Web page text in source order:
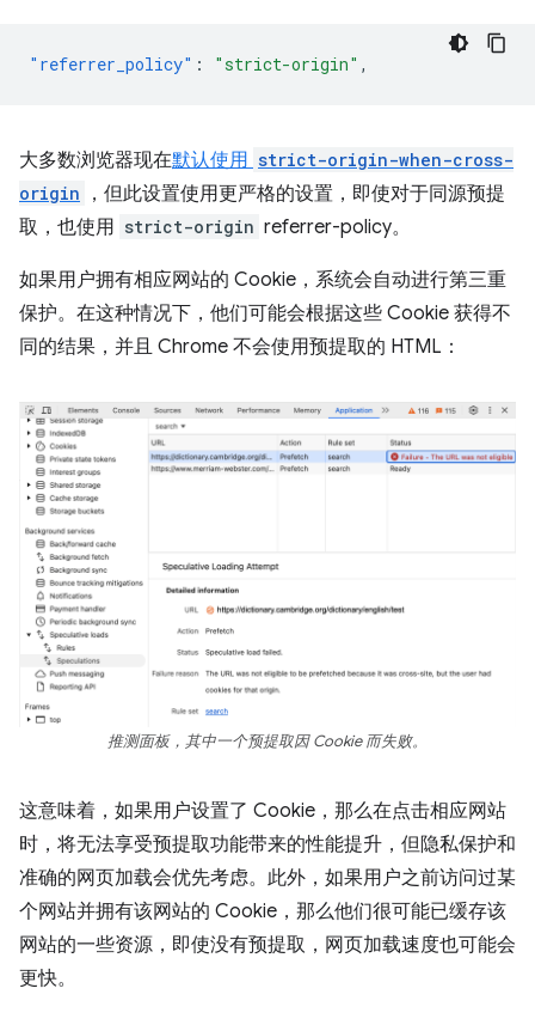
"referrer_policy" : "strict-origin" ,
大多数浏览器现在默认使用 strict-origin-when-cross-
origin
，但此设置使用更严格的设置，即使对于同源预提
取，也使用 strict-origin referrer-policy。
如果用户拥有相应网站的 Cookie，系统会自动进行第三重
保护。在这种情况下，他们可能会根据这些 Cookie 获得不
同的结果，并且 Chrome 不会使用预提取的 HTML：
推测面板，其中一个预提取因 Cookie 而失败。
这意味着，如果用户设置了 Cookie，那么在点击相应网站
时，将无法享受预提取功能带来的性能提升，但隐私保护和
准确的网页加载会优先考虑。此外，如果用户之前访问过某
个网站并拥有该网站的 Cookie，那么他们很可能已缓存该
网站的一些资源，即使没有预提取，网页加载速度也可能会
更快。